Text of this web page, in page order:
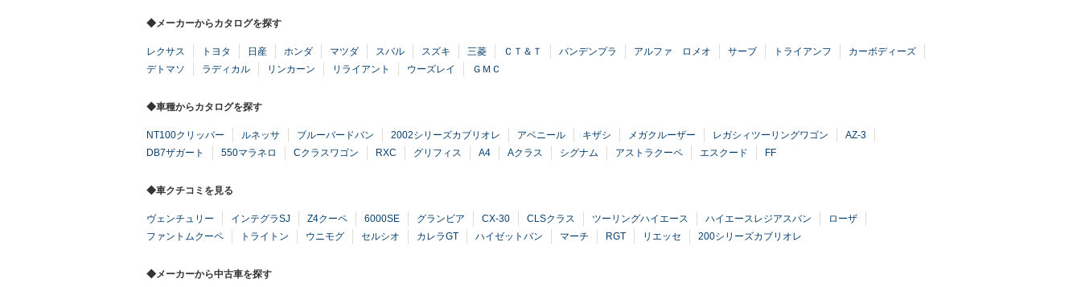
◆メーカーからカタログを探す
レクサス トヨタ 日産 ホンダ マツダ スバル スズキ 三菱 ＣＴ＆Ｔ バンデンプラ アルファ ロメオ サーブ トライアンフ
カーボディーズ
デトマソ
ラディカル リンカーン リライアント ウーズレイ ＧＭＣ
◆車種からカタログを探す
NT100クリッパー ルネッサ ブルーバードバン 2002シリーズカブリオレ アベニール キザシ メガクルーザー レガシィツーリングワゴン
AZ-3
DB7ザガート
550マラネロ Cクラスワゴン RXC グリフィス A4 Aクラス シグナム アストラクーペ エスクード FF
◆車クチコミを見る
ヴェンチュリー インテグラSJ Z4クーペ 6000SE グランビア CX-30 CLSクラス ツーリングハイエース ハイエースレジアスバン
ローザ
ファントムクーペ
トライトン ウニモグ セルシオ カレラGT ハイゼットバン マーチ RGT リエッセ 200シリーズカブリオレ
◆メーカーから中古車を探す